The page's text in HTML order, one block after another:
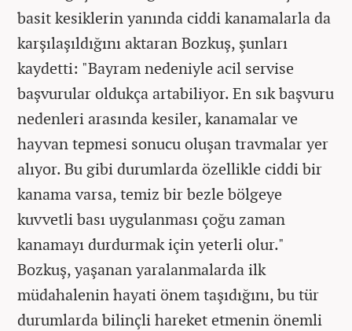
basit kesiklerin yanında ciddi kanamalarla da
karşılaşıldığını aktaran Bozkuş, şunları
kaydetti: "Bayram nedeniyle acil servise
başvurular oldukça artabiliyor. En sık başvuru
nedenleri arasında kesiler, kanamalar ve
hayvan tepmesi sonucu oluşan travmalar yer
alıyor. Bu gibi durumlarda özellikle ciddi bir
kanama varsa, temiz bir bezle bölgeye
kuvvetli bası uygulanması çoğu zaman
kanamayı durdurmak için yeterli olur."
Bozkuş, yaşanan yaralanmalarda ilk
müdahalenin hayati önem taşıdığını, bu tür
durumlarda bilinçli hareket etmenin önemli